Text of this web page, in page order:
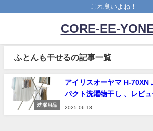
これ良いよね！
CORE-EE-YONE
ふとんも干せるの記事一覧
洗濯用品
アイリスオーヤマ H-70XN
パクト洗濯物干し 、レビュ
2025-06-18